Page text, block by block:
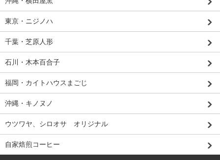
東京・ニジノハ
千葉・芝原人形
石川・木本百合子
福岡・カイトハウスまごじ
沖縄・キノヌノ
ウツワヤ、シロオサ オリジナル
自家焙煎コーヒー